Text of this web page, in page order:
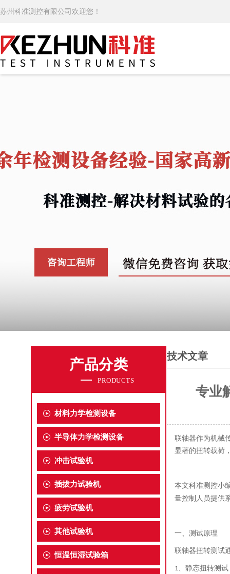
苏州科准测控有限公司欢迎您！
产品分类
PRODUCTS
材料力学检测设备
半导体力学检测设备
冲击试验机
插拔力试验机
疲劳试验机
其他试验机
恒温恒湿试验箱
技术文章
专业
联轴器作为机械
显著的扭转载荷
本文科准测控小
量控制人员提供
一、测试原理
联轴器扭转测试
1、 静态扭转测试